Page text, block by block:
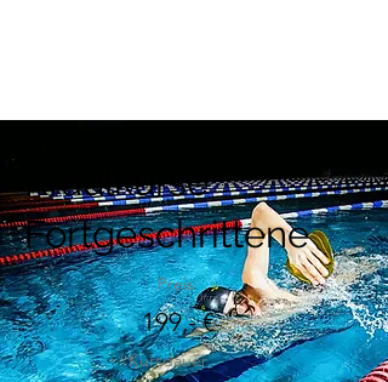
Kraulkurse
Fortgeschrittene
Preis
199,- €
Kursdauer